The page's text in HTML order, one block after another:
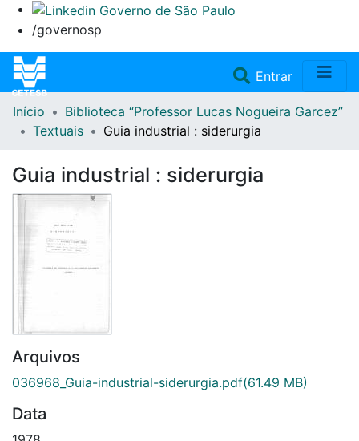
/governosp
Entrar(current)
Home
Doações/Aquisições
Início
Biblioteca “Professor Lucas Nogueira Garcez”
Textuais
Guia industrial : siderurgia
Guia industrial : siderurgia
Arquivos
036968_Guia-industrial-siderurgia.pdf(61.49 MB)
Data